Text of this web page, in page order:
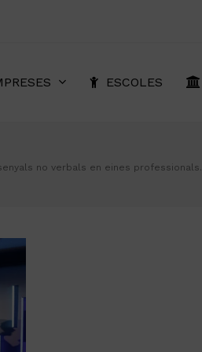
ESCOLES
no verbals en eines professionals.